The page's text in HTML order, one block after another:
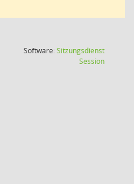
Software:Sitzungsdienst
Session(Wird in